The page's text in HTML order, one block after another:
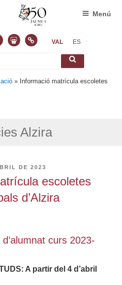
Slideshare
NormasVAL ES
Cerca
Menú
» Informació matrícula escoletes
Alzira
DE 2023
escoletes
d’Alzira
curs 2023-
A partir del 4 d’abril